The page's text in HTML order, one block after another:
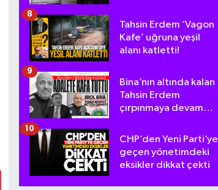
Tahsin Erdem ‘Vagon
Kafe’ uğruna yeşil
alanı katletti!
8
Bina’nın altında kalan
Tahsin Erdem
çırpınmaya devam
9
CHP’den Yeni Parti’ye
geçen yönetimdeki
eksikler dikkat çekti
10